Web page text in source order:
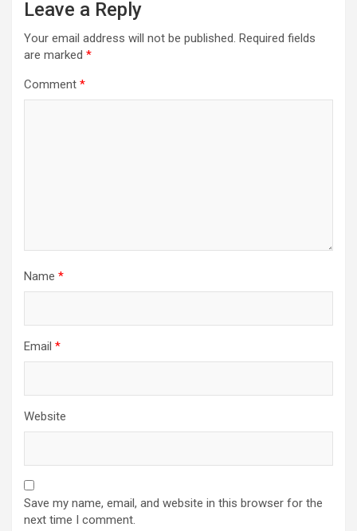
Leave a Reply
Your email address will not be published. Required fields
are marked *
Comment *
Name *
Email *
Website
Save my name, email, and website in this browser for the
next time I comment.